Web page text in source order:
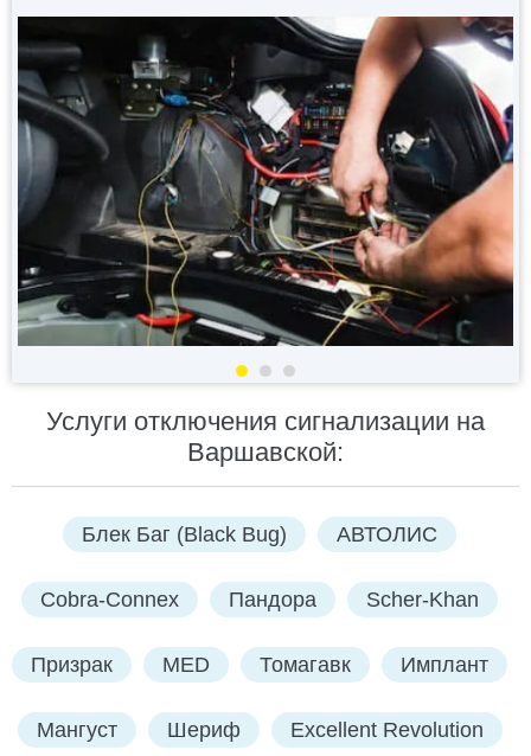
Услуги отключения сигнализации на
Варшавской:
Блек Баг (Black Bug) АВТОЛИС
Cobra-Connex Пандора Scher-Khan
Призрак MED Томагавк Имплант
Мангуст Шериф Excellent Revolution